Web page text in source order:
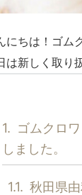
にちは！ゴム
は新しく取り
1. ゴムクロ
しました。
1.1. 秋田県